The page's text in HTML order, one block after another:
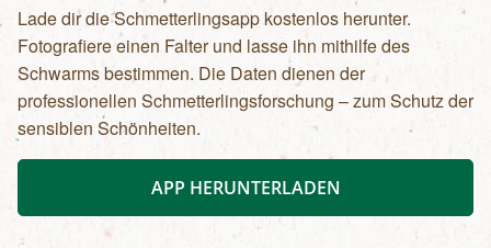
Lade dir die Schmetterlingsapp kostenlos herunter.
Fotografiere einen Falter und lasse ihn mithilfe des
Schwarms bestimmen. Die Daten dienen der
professionellen Schmetterlingsforschung – zum Schutz der
sensiblen Schönheiten.
APP HERUNTERLADEN